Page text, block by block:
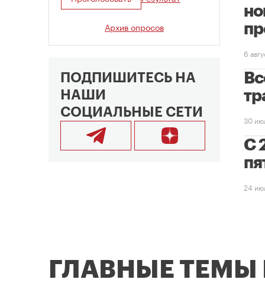
6
30
С
24
Архив опросов
ПОДПИШИТЕСЬ НА
НАШИ
СОЦИАЛЬНЫЕ СЕТИ
ГЛАВНЫЕ